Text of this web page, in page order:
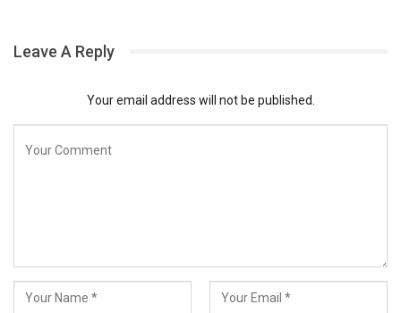
Leave A Reply
Your email address will not be published.